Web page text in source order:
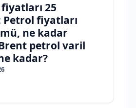
25
Petrol fiyatları
ne kadar
petrol varil
kadar?